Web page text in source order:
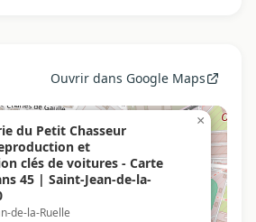
Ouvrir dans Google Maps
du Petit Chasseur
et
clés de voitures - Carte
45 | Saint-Jean-de-la-
de-la-Ruelle
×